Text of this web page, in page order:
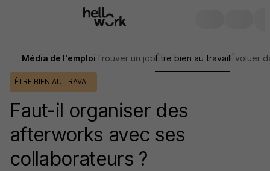
Média de l'emploiTrouver un jobÊtre bien au travailÉvoluer
ÊTRE BIEN AU TRAVAIL
Faut-il organiser des
afterworks avec ses
collaborateurs ?